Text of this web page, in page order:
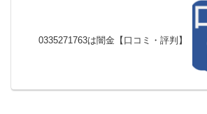
0335271763は闇金【口コミ・評判】